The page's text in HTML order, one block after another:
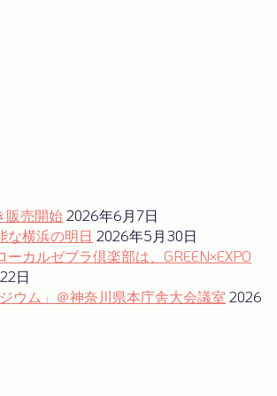
販売開始 2026年6月7日
な横浜の明日 2026年5月30日
カルゼブラ倶楽部は、GREEN×EXPO
日
ウム」＠神奈川県本庁舎大会議室 2026